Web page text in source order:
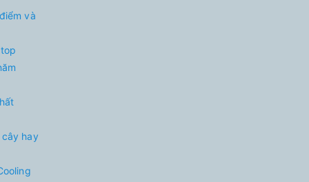
và
hay